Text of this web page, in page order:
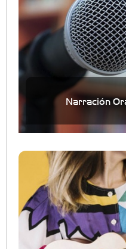
Narración